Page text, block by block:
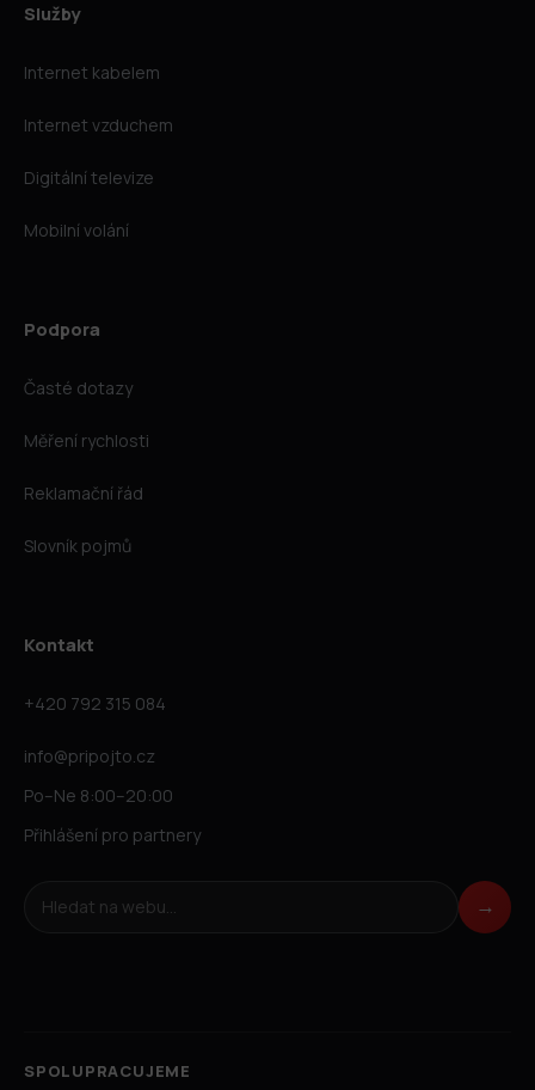
Služby
Internet kabelem
Internet vzduchem
Digitální televize
Mobilní volání
Podpora
Časté dotazy
Měření rychlosti
Reklamační řád
Slovník pojmů
Kontakt
+420 792 315 084
info@pripojto.cz
Po–Ne 8:00–20:00
Přihlášení pro partnery
Hledat na webu →
SPOLUPRACUJEME